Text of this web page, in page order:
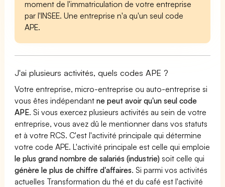
moment de l'immatriculation de votre entreprise
par l'INSEE. Une entreprise n'a qu'un seul code
APE.
J'ai plusieurs activités, quels codes APE ?
Votre entreprise, micro-entreprise ou auto-entreprise si
vous êtes indépendantne peut avoir qu'un seul code
APE. Si vous exercez plusieurs activités au sein de votre
entreprise, vous avez dû le mentionner dans vos statuts
et à votre RCS. C'est l'activité principale qui détermine
votre code APE. L'activité principale est celle qui emploie
le plus grand nombre de salariés (industrie) soit celle qui
génère le plus de chiffre d'affaires. Si parmi vos activités
actuelles Transformation du thé et du café est l'activité